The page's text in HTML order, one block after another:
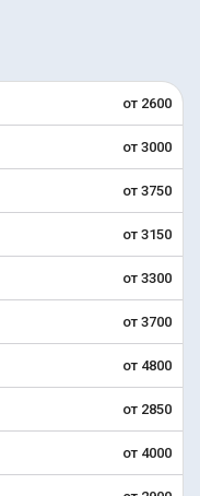
от 2600
от 3000
от 3750
от 3150
от 3300
от 3700
от 4800
от 2850
от 4000